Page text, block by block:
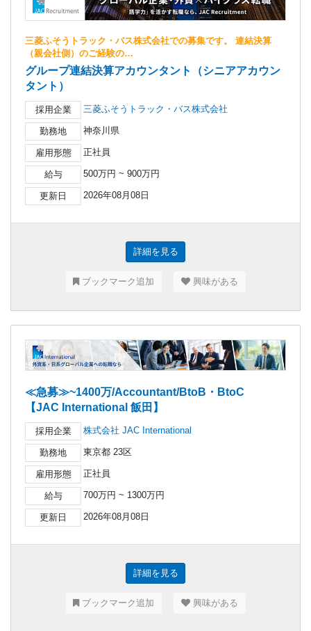
三菱ふそうトラック・バス株式会社での募集です。 連結決算
（親会社側）のご経験の…
グループ連結決算アカウンタント（シニアアカウン
タント）
採用企業 三菱ふそうトラック・バス株式会社
勤務地 神奈川県
雇用形態 正社員
給与 500万円 ~ 900万円
更新日 2026年08月08日
詳細を見る
ブックマーク追加 興味がある
≪急募≫~1400万/Accountant/BtoB・BtoC
【JAC International 飯田】
採用企業 株式会社 JAC International
勤務地 東京都 23区
雇用形態 正社員
給与 700万円 ~ 1300万円
更新日 2026年08月08日
詳細を見る
ブックマーク追加 興味がある